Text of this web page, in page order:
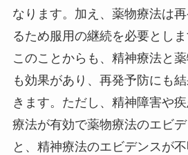
なります。加え、薬物療法は
るため服用の継続を必要としま
このことからも、精神療法と
も効果があり、再発予防にも
きます。ただし、精神障害や
療法が有効で薬物療法のエビ
と、精神療法のエビデンスが